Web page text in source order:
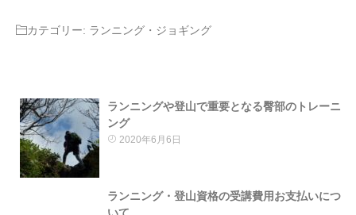
カテゴリー: ランニング・ジョギング
ランニングや登山で重要となる臀部のトレーニ
ング
2020年6月6日
ランニング・登山資格の受講費用お支払いにつ
いて